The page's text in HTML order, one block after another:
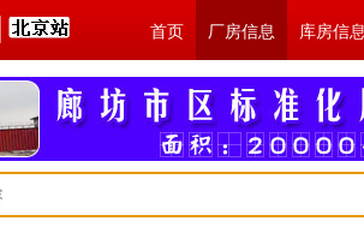
首页 厂房信息 库房信